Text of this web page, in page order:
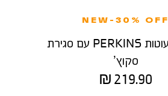
NEW-30% OFF
סנדלי פעוטות PERKINS עם סגירת
סקוץ’
מחיר
219.90 ₪